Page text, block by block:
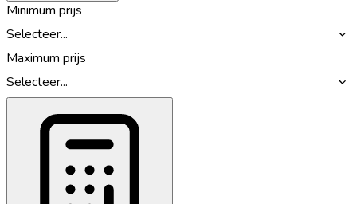
Minimum prijs
Selecteer...
Maximum prijs
Selecteer...